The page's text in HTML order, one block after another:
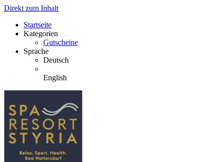
Direkt zum Inhalt
Startseite
Kategorien
Gutscheine
Sprache
Deutsch
English